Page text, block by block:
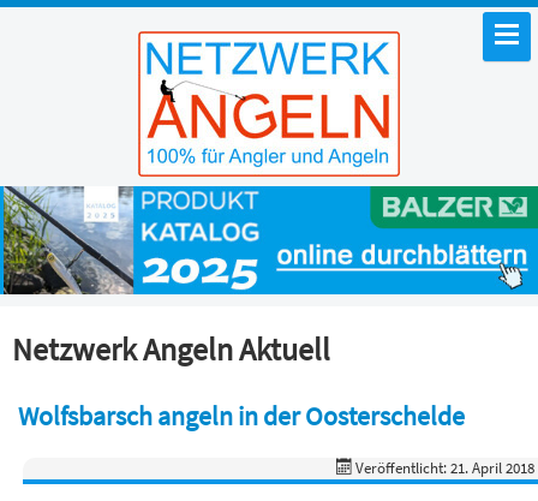
Netzwerk Angeln Aktuell
Wolfsbarsch angeln in der Oosterschelde
Veröffentlicht: 21. April 2018